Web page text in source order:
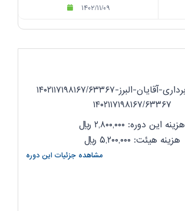
۱۴۰۲/۱۱/۰۹
کارگاه-وزنه برداری-آقایان-البرز-۱۴۰۲۱۱۷۱۹۸۱۶۷/۶۳۳۶۷
۱۴۰۲۱۱۷۱۹۸۱۶۷/۶۳۳۶۷
هزینه این دوره: ۲,۸۰۰,۰۰۰
ریال
هزینه هیئت: ۵,۲۰۰,۰۰۰
ریال
مشاهده جزئیات این دوره